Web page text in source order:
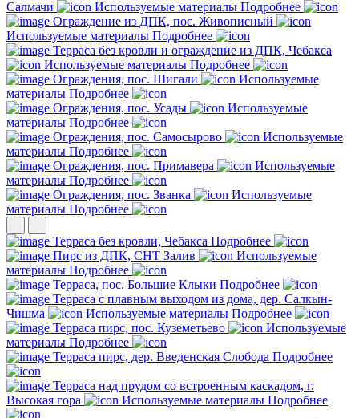
Салмачи Используемые материалы Подробнее
Ограждение из ДПК, пос. Живописный
Используемые материалы Подробнее
Терраса без кровли и ограждение из ДПК, Чебакса
Используемые материалы Подробнее
Ограждения, пос. Шигали
Используемые
материалы Подробнее
Ограждения, пос. Усады
Используемые
материалы Подробнее
Ограждения, пос. Самосырово
Используемые
материалы Подробнее
Ограждения, пос. Примавера
Используемые
материалы Подробнее
Ограждения, пос. Званка
Используемые
материалы Подробнее
Терраса без кровли, Чебакса Подробнее
Пирс из ДПК, СНТ Залив
Используемые
материалы Подробнее
Терраса, пос. Большие Клыки Подробнее
Терраса с плавным выходом из дома, дер. Салкын-
Чишма
Используемые материалы Подробнее
Терраса пирс, пос. Куземетьево
Используемые
материалы Подробнее
Терраса пирс, дер. Введенская Слобода Подробнее
Терраса над прудом со встроенным каскадом, г.
Высокая гора
Используемые материалы Подробнее